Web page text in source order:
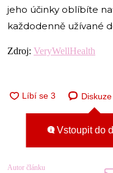
jeho účinky oblíbíte
každodenně užívané
Zdroj: VeryWellHealth
Diskuze
Vstoupit do
Autor článku